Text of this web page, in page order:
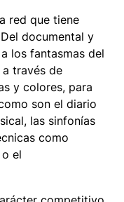
red que tiene
documental y
los fantasmas del
a través de
y colores, para
son el diario
las sinfonías
como
el